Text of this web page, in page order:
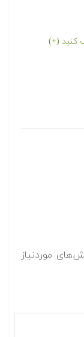
کنید (+)
موردنیاز